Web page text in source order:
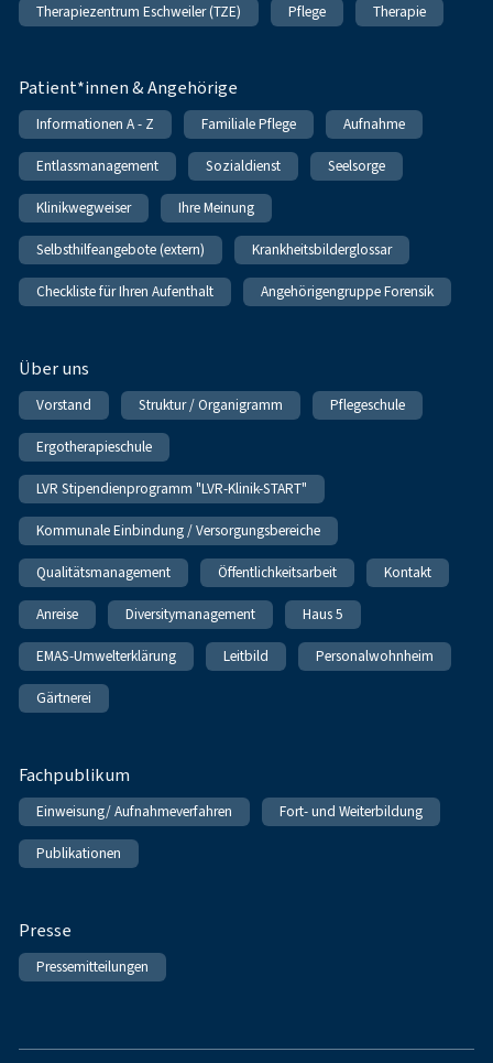
Therapiezentrum Eschweiler (TZE) Pflege Therapie
Patient*innen & Angehörige
Informationen A - Z Familiale Pflege Aufnahme
Entlassmanagement Sozialdienst Seelsorge
Klinikwegweiser Ihre Meinung
Selbsthilfeangebote (extern) Krankheitsbilderglossar
Checkliste für Ihren Aufenthalt Angehörigengruppe Forensik
Über uns
Vorstand Struktur / Organigramm Pflegeschule
Ergotherapieschule
LVR Stipendienprogramm "LVR-Klinik-START"
Kommunale Einbindung / Versorgungsbereiche
Qualitätsmanagement Öffentlichkeitsarbeit Kontakt
Anreise Diversitymanagement Haus 5
EMAS-Umwelterklärung Leitbild Personalwohnheim
Gärtnerei
Fachpublikum
Einweisung/ Aufnahmeverfahren Fort- und Weiterbildung
Publikationen
Presse
Pressemitteilungen